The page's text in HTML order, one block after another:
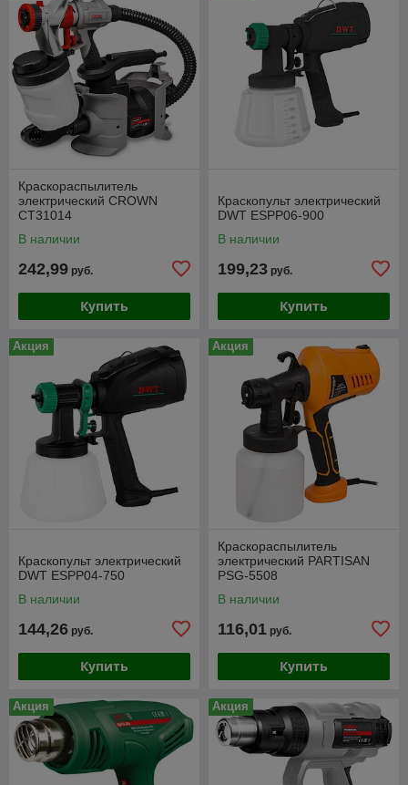
Краскораспылитель
электрический CROWN
CT31014
В наличии
242,99 руб.
Купить
Краскопульт электрический
DWT ESPP06-900
В наличии
199,23 руб.
Купить
Акция
Краскопульт электрический
DWT ESPP04-750
В наличии
144,26 руб.
Купить
Акция
Краскораспылитель
электрический PARTISAN
PSG-5508
В наличии
116,01 руб.
Купить
Акция Акция